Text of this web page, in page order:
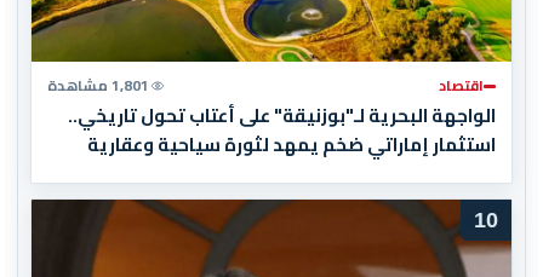
اقتصاد 1,801 مشاهدة
الواجهة البحرية لـ"بوزنيقة" على أعتاب تحول تاريخي..
استثمار إماراتي ضخم يمهد لثورة سياحية وعقارية
10